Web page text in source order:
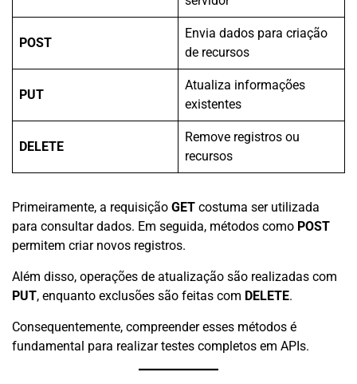
POST
Envia dados para criação
de recursos
PUT
Atualiza informações
existentes
DELETE
Remove registros ou
recursos
Primeiramente, a requisição GET costuma ser utilizada
para consultar dados. Em seguida, métodos como POST
permitem criar novos registros.
Além disso, operações de atualização são realizadas com
PUT, enquanto exclusões são feitas com DELETE.
Consequentemente, compreender esses métodos é
fundamental para realizar testes completos em APIs.